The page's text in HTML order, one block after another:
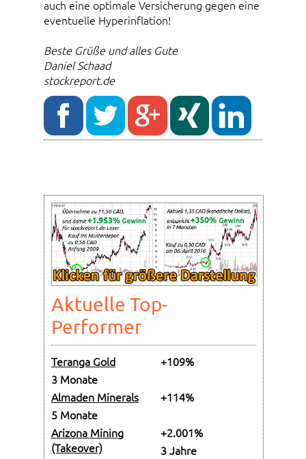
auch eine optimale Versicherung gegen eine
eventuelle Hyperinflation!
Beste Grüße und alles Gute
Daniel Schaad
stockreport.de
Aktuelle Top-
Performer
Teranga Gold
+109%
3 Monate
Almaden Minerals
+114%
5 Monate
Arizona Mining
(Takeover)
+2.001%
3 Jahre